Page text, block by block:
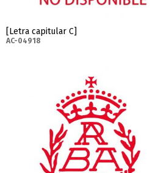
[Letra capitular C]
AC-04918